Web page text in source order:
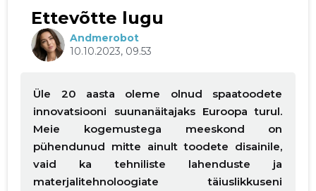
Ettevõtte lugu
Andmerobot
10.10.2023, 09.53
Üle 20 aasta oleme olnud spaatoodete
innovatsiooni suunanäitajaks Euroopa turul.
Meie kogemustega meeskond on
pühendunud mitte ainult toodete disainile,
vaid ka tehniliste lahenduste ja
materjalitehnoloogiate täiuslikkuseni